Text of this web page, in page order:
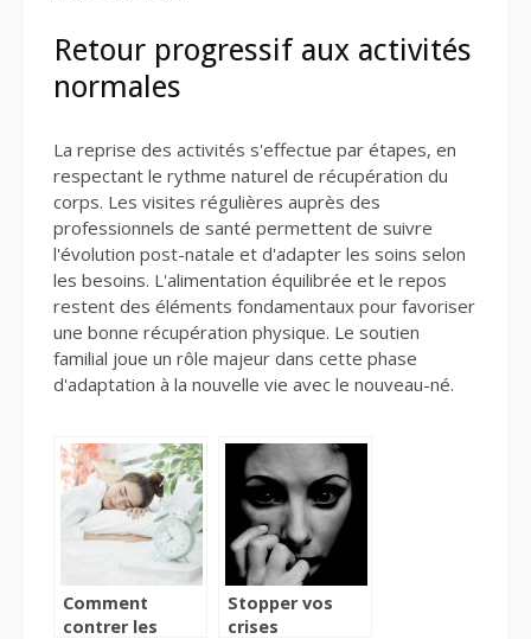
Retour progressif aux activités
normales
La reprise des activités s'effectue par étapes, en
respectant le rythme naturel de récupération du
corps. Les visites régulières auprès des
professionnels de santé permettent de suivre
l'évolution post-natale et d'adapter les soins selon
les besoins. L'alimentation équilibrée et le repos
restent des éléments fondamentaux pour favoriser
une bonne récupération physique. Le soutien
familial joue un rôle majeur dans cette phase
d'adaptation à la nouvelle vie avec le nouveau-né.
Comment
contrer les
Stopper vos
crises